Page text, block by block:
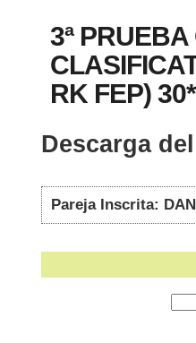
3ª
RK FEP) 30*
Descarga
Pareja Inscrita: